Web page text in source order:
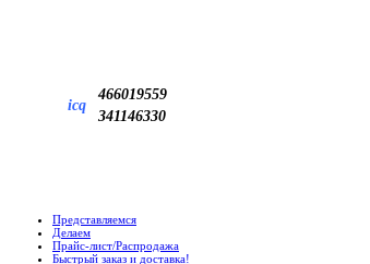
icq
466019559
341146330
Представляемся
Делаем
Прайс-лист/Распродажа
Быстрый заказ и доставка!